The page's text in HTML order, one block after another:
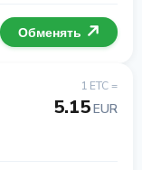
Обменять
1 ETC =
5.15EUR